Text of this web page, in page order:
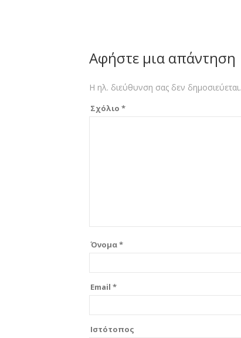
Αφήστε μια απάντηση
Η ηλ. διεύθυνση σας δεν δημοσιεύεται.
Σχόλιο *
Όνομα*
Email *
Ιστότοπος